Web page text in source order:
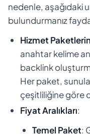
nedenle, aşağıdaki
bulundurmanız
Hizmet
anahtar kelime
backlink
Her paket,
çeşitliliğine göre
Fiyat Aralıkları:
Temel Paket: